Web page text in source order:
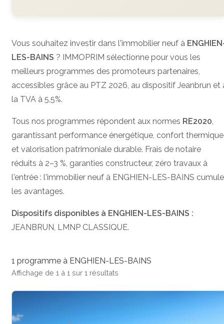
Vous souhaitez investir dans l'immobilier neuf à
LES-BAINS ? IMMOPRIM sélectionne pour vous les
meilleurs programmes des promoteurs partenaires,
accessibles grâce au PTZ 2026, au dispositif Jeanbrun et
la TVA à 5,5%.
Tous nos programmes répondent aux normes RE2020,
garantissant performance énergétique, confort thermique
et valorisation patrimoniale durable. Frais de notaire
réduits à 2–3 %, garanties constructeur, zéro travaux à
l'entrée : l'immobilier neuf à ENGHIEN-LES-BAINS cumule
les avantages.
Dispositifs disponibles à ENGHIEN-LES-BAINS :
JEANBRUN, LMNP CLASSIQUE.
1 programme à ENGHIEN-LES-BAINS
Affichage de 1 à 1 sur 1 résultats